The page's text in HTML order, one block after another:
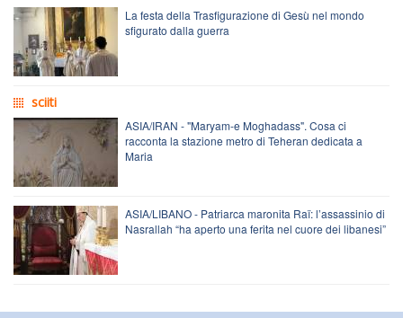
La festa della Trasfigurazione di Gesù nel mondo
sfigurato dalla guerra
sciiti
ASIA/IRAN - "Maryam-e Moghadass". Cosa ci
racconta la stazione metro di Teheran dedicata a
Maria
ASIA/LIBANO - Patriarca maronita Raï: l’assassinio di
Nasrallah “ha aperto una ferita nel cuore dei libanesi”